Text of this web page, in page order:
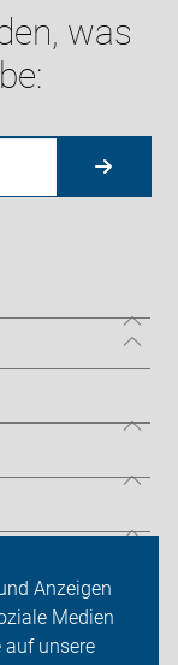
Anzeigen
Medien
unsere
was